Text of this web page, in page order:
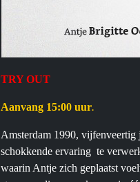
TRY OUT
Aanvang 15:00 uur.
Amsterdam 1990, vijfenveertig
schokkende ervaring te
waarin Antje zich geplaatst